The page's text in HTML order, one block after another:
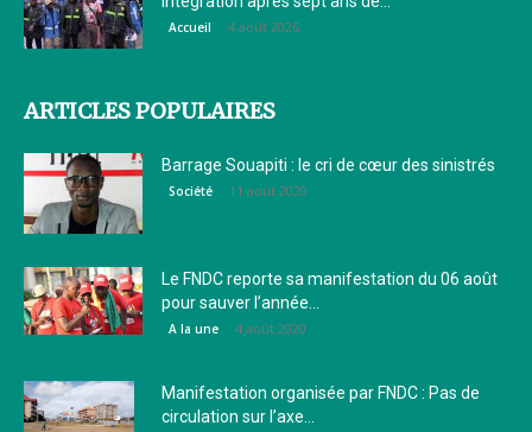
Accueil 4 août 2026
ARTICLES POPULAIRES
Barrage Souapiti : le cri de cœur des sinistrés
Société 11 août 2020
Le FNDC reporte sa manifestation du 06 août
pour sauver l’année...
A la une 4 août 2020
Manifestation organisée par FNDC : Pas de
circulation sur l’axe...